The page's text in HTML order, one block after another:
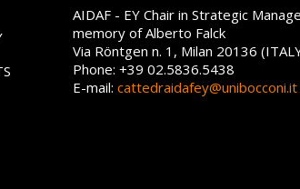
AIDAF - EY Chair in Strategic
memory of Alberto Falck
Via Röntgen n. 1, Milan 20136
Phone: +39 02.5836.5438
E-mail:cattedraidafey@unibocconi.it